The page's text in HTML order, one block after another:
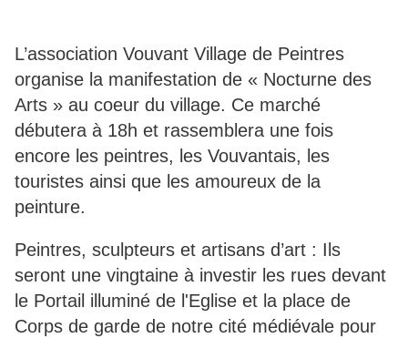
L’association Vouvant Village de Peintres
organise la manifestation de « Nocturne des
Arts » au coeur du village. Ce marché
débutera à 18h et rassemblera une fois
encore les peintres, les Vouvantais, les
touristes ainsi que les amoureux de la
peinture.
Peintres, sculpteurs et artisans d’art : Ils
seront une vingtaine à investir les rues devant
le Portail illuminé de l'Eglise et la place de
Corps de garde de notre cité médiévale pour